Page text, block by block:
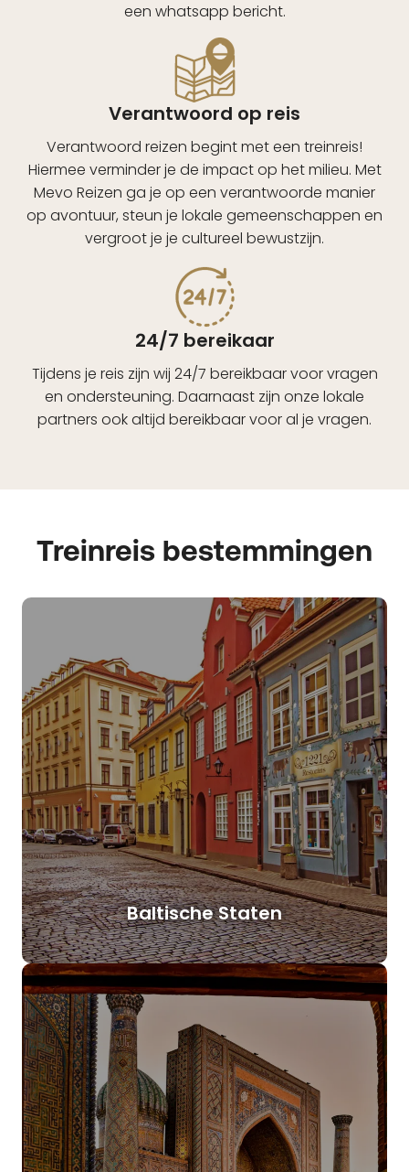
een whatsapp bericht.
Verantwoord op reis
Verantwoord reizen begint met een treinreis!
Hiermee verminder je de impact op het milieu. Met
Mevo Reizen ga je op een verantwoorde manier
op avontuur, steun je lokale gemeenschappen en
vergroot je je cultureel bewustzijn.
24/7 bereikaar
Tijdens je reis zijn wij 24/7 bereikbaar voor vragen
en ondersteuning. Daarnaast zijn onze lokale
partners ook altijd bereikbaar voor al je vragen.
Treinreis bestemmingen
Baltische Staten